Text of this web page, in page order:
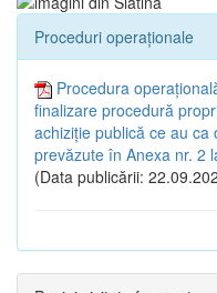
Proceduri operaționale
Procedura
finalizare procedură
achiziție publică ce au ca
prevăzute în Anexa nr. 2
(Data publicării: